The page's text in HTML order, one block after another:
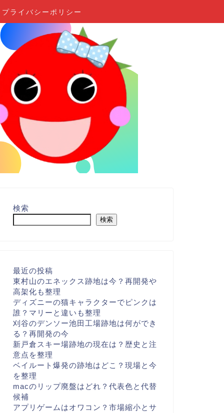
プライバシーポリシー
検索
検索
最近の投稿
東村山のエネックス跡地は今？再開発や
高架化も整理
ディズニーの猫キャラクターでピンクは
誰？マリーと違いも整理
刈谷のデンソー池田工場跡地は何ができ
る？再開発の今
新戸倉スキー場跡地の現在は？歴史と注
意点を整理
ベイルート爆発の跡地はどこ？現場と今
を整理
macのリップ廃盤はどれ？代表色と代替
候補
アプリゲームはオワコン？市場縮小とサ